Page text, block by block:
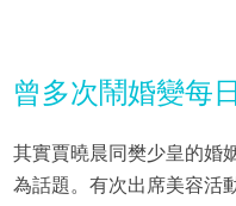
曾多次鬧婚變每
其實賈曉晨同樊少皇的婚
為話題。有次出席美容活